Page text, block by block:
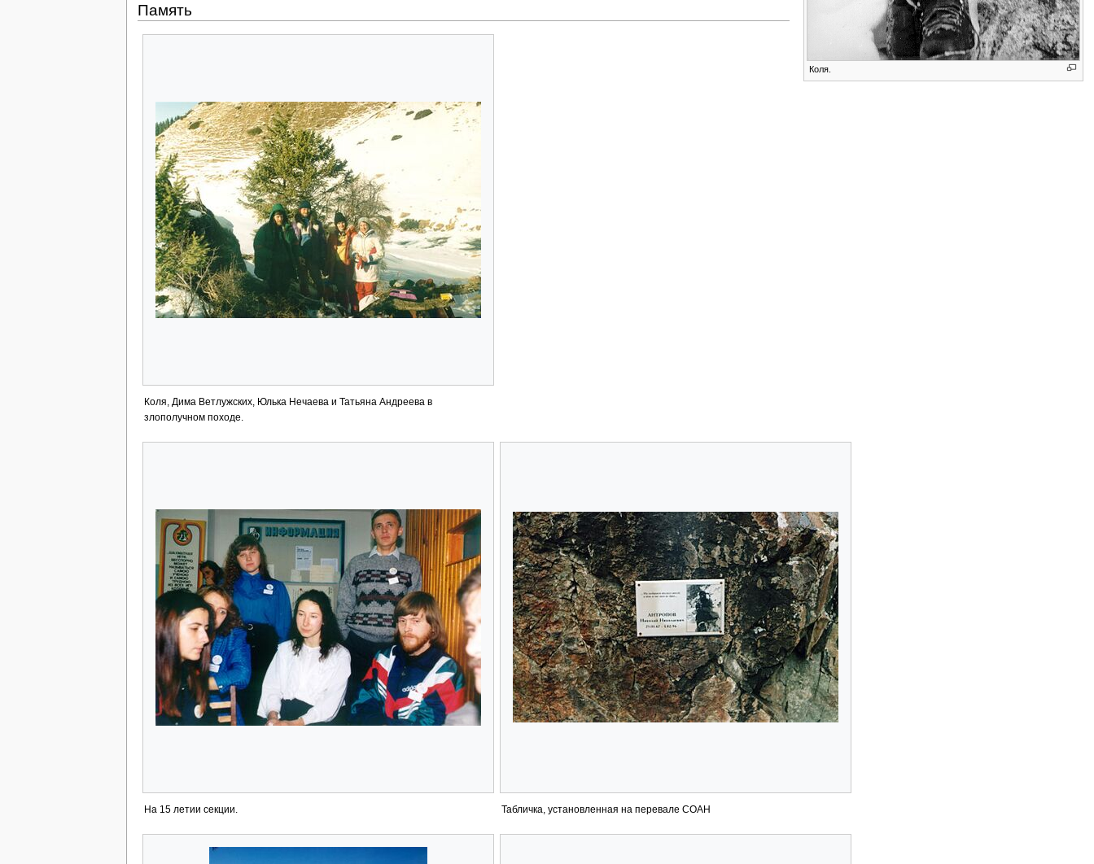
Коля.
Память
Коля, Дима Ветлужских, Юлька Нечаева и Татьяна Андреева в
злополучном походе.
На 15 летии секции. Табличка, установленная на перевале СОАН